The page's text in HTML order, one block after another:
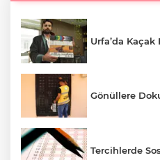
Urfa’da
Gönüllere
Tercihlerde